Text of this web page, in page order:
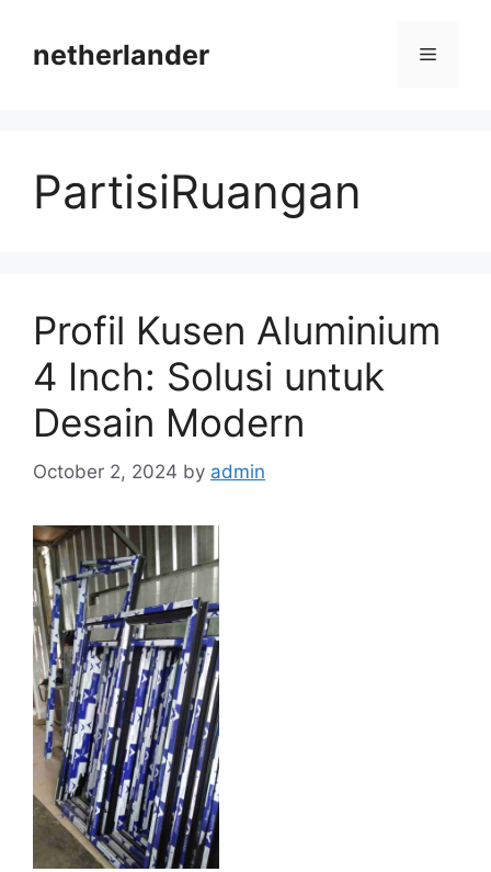
contentnetherlander Menu
PartisiRuangan
Profil Kusen Aluminium
4 Inch: Solusi untuk
Desain Modern
October 2, 2024 by admin